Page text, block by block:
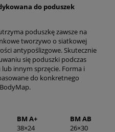
do poduszek
poduszkę zawsze na
tworzywo o siatkowej
antypoślizgowe. Skutecznie
się poduszki podczas
innym sprzęcie. Forma i
do konkretnego
BM A+
BM AB
38×24
26×30